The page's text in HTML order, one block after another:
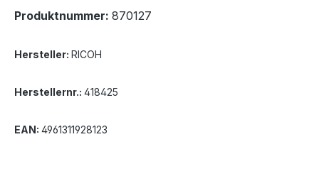
Produktnummer: 870127
Hersteller: RICOH
Herstellernr.: 418425
EAN: 4961311928123